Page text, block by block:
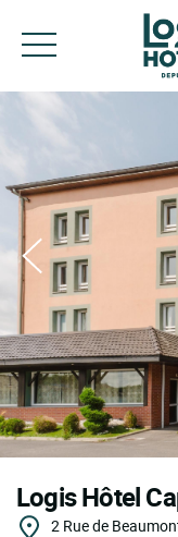
Logis Hôtel
2 Rue de